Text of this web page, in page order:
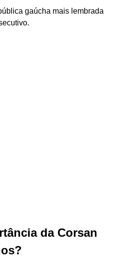
gaúcha mais lembrada
da Corsan